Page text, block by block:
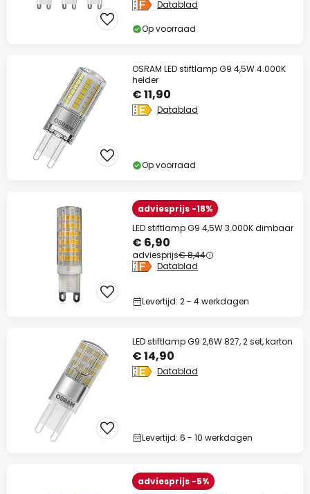
Datablad
Op voorraad
OSRAM LED stiftlamp G9 4,5W 4.000K
helder
€ 11,90
Datablad
Op voorraad
adviesprijs -18%
LED stiftlamp G9 4,5W 3.000K dimbaar
€ 6,90
adviesprijs€ 8,44
Datablad
Levertijd: 2 - 4 werkdagen
LED stiftlamp G9 2,6W 827, 2 set, karton
€ 14,90
Datablad
Levertijd: 6 - 10 werkdagen
adviesprijs -5%